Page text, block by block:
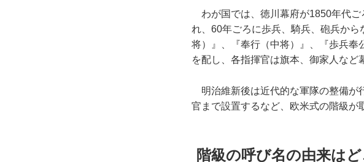
わが国では、徳川幕府が1850年代ご
れ、60年ごろに歩兵、騎兵、砲兵か
将）』、『奉行（中将）』、『歩兵
を配し、各指揮官は旗本、御家人など
明治維新後は近代的な軍隊の整備が
官まで設置するなど、欧米式の階級が
階級の呼び名の由来は